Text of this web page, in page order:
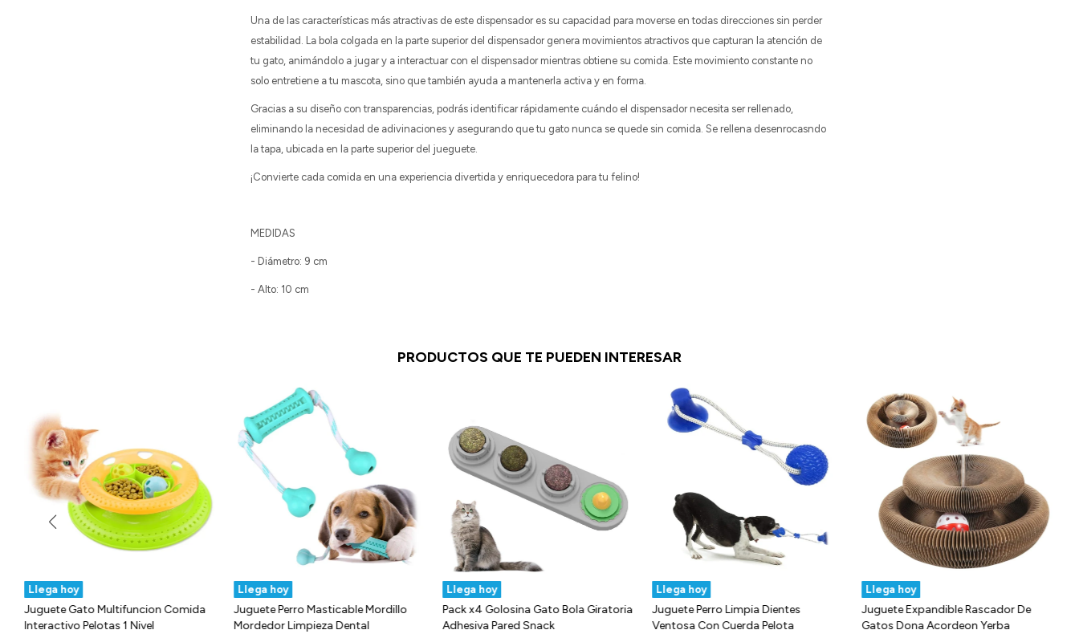
Una de las características más atractivas de este dispensador es su capacidad para moverse en todas direcciones sin perder
estabilidad. La bola colgada en la parte superior del dispensador genera movimientos atractivos que capturan la atención de
tu gato, animándolo a jugar y a interactuar con el dispensador mientras obtiene su comida. Este movimiento constante no
solo entretiene a tu mascota, sino que también ayuda a mantenerla activa y en forma.
Gracias a su diseño con transparencias, podrás identificar rápidamente cuándo el dispensador necesita ser rellenado,
eliminando la necesidad de adivinaciones y asegurando que tu gato nunca se quede sin comida. Se rellena desenrocasndo
la tapa, ubicada en la parte superior del jueguete.
¡Convierte cada comida en una experiencia divertida y enriquecedora para tu felino!
MEDIDAS
- Diámetro: 9 cm
- Alto: 10 cm
PRODUCTOS QUE TE PUEDEN INTERESAR
Llega hoy
Juguete Gato Multifuncion Comida
Interactivo Pelotas 1 Nivel
Llega hoy
Juguete Perro Masticable Mordillo
Mordedor Limpieza Dental
Llega hoy
Pack x4 Golosina Gato Bola Giratoria
Adhesiva Pared Snack
Llega hoy
Juguete Perro Limpia Dientes
Ventosa Con Cuerda Pelota
Llega hoy
Juguete Expandible Rascador De
Gatos Dona Acordeon Yerba